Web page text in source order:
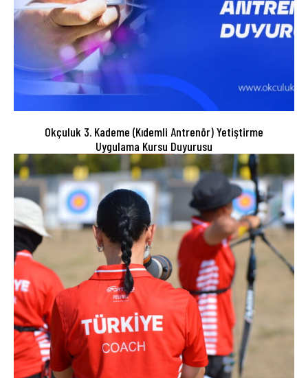
Okçuluk 3. Kademe (Kıdemli Antrenör) Yetiştirme
Uygulama Kursu Duyurusu